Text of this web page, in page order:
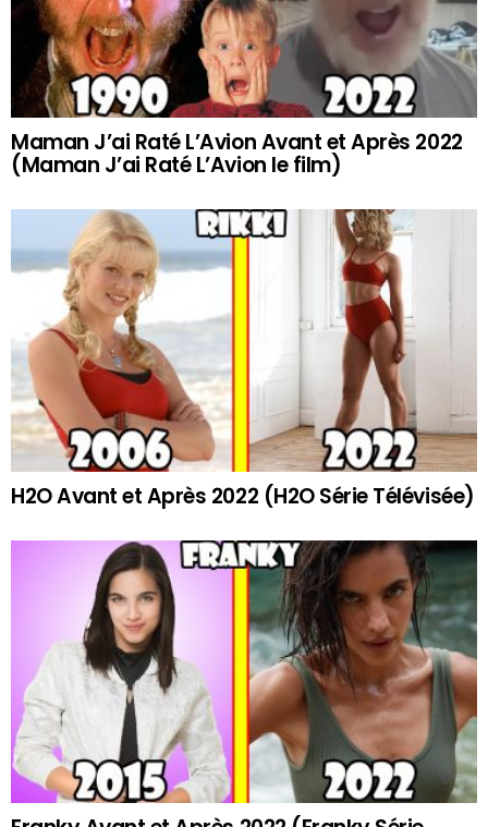
Maman J’ai Raté L’Avion Avant et Après 2022
(Maman J’ai Raté L’Avion le film)
H2O Avant et Après 2022 (H2O Série Télévisée)